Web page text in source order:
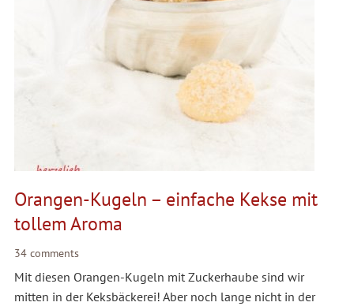
Orangen-Kugeln – einfache Kekse mit
tollem Aroma
34 comments
Mit diesen Orangen-Kugeln mit Zuckerhaube sind wir
mitten in der Keksbäckerei! Aber noch lange nicht in der